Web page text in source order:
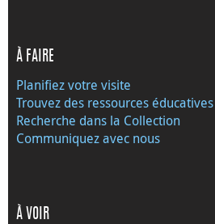
À FAIRE
Planifiez votre visite
Trouvez des ressources éducatives
Recherche dans la Collection
Communiquez avec nous
À VOIR